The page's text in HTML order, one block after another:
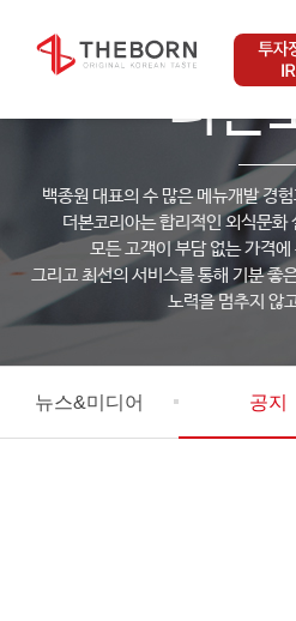
THEBORN
더본
백종원 대표의 수 많은 메뉴개발 경
더본코리아는 합리적인 외식문화
모든 고객이 부담 없는 가격
그리고 최선의 서비스를 통해 기분 좋
노력을 멈추지 않
뉴스&미디어 공지